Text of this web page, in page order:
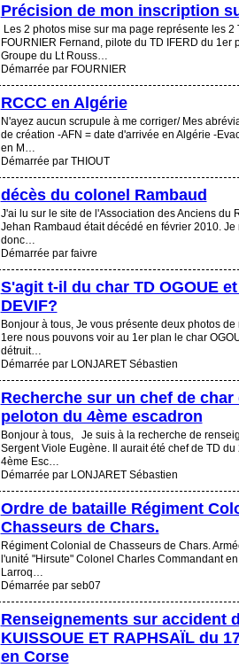
Précision de mon inscription
Les 2 photos mise sur ma page représente les 2
FOURNIER Fernand, pilote du TD IFERD du 1er
Groupe du Lt Rouss…
Démarrée par FOURNIER
RCCC en Algérie
N'ayez aucun scrupule à me corriger/ Mes
de création -AFN = date d'arrivée en Algérie -
en M…
Démarrée par THIOUT
décès du colonel Rambaud
J'ai lu sur le site de l'Association des Anciens du
Jehan Rambaud était décédé en février 2010. Je
donc…
Démarrée par faivre
S'agit t-il du char TD OGOUE
DEVIF?
Bonjour à tous, Je vous présente deux photos
1ere nous pouvons voir au 1er plan le char
détruit…
Démarrée par LONJARET Sébastien
Recherche sur un chef de char
peloton du 4ème escadron
Bonjour à tous, Je suis à la recherche de
Sergent Viole Eugène. Il aurait été chef de TD
4ème Esc…
Démarrée par LONJARET Sébastien
Ordre de bataille Régiment
Chasseurs de Chars.
Régiment Colonial de Chasseurs de Chars.
l'unité "Hirsute" Colonel Charles Commandant
Larroq…
Démarrée par seb07
Renseignements sur accident
KUISSOUE ET RAPHSAÏL du
en Corse